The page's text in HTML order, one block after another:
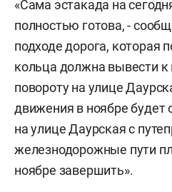
«Сама эстакада на
полностью готова, -
подходе дорога, которая
кольца должна вывести
повороту на улице
движения в ноябре будет
на улице Даурская с
железнодорожные пути
ноябре завершить».